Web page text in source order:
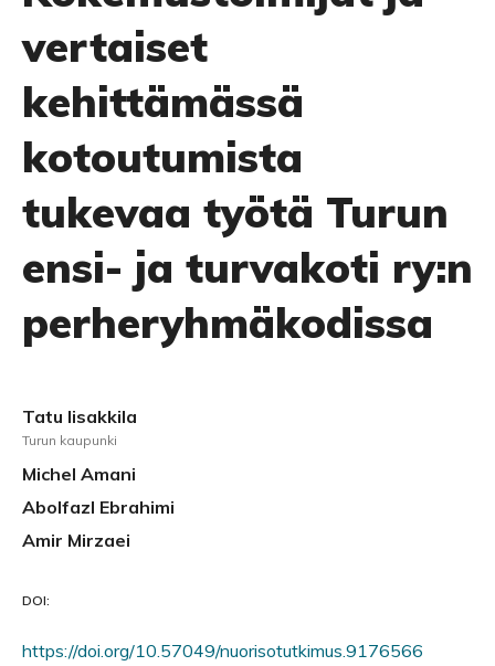
vertaiset
kehittämässä
kotoutumista
tukevaa työtä Turun
ensi- ja turvakoti ry:n
perheryhmäkodissa
Tatu Iisakkila
Turun kaupunki
Michel Amani
Abolfazl Ebrahimi
Amir Mirzaei
DOI:
https://doi.org/10.57049/nuorisotutkimus.9176566